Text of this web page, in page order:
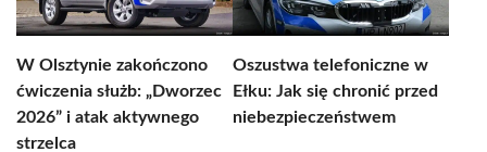
W Olsztynie zakończono
ćwiczenia służb: „Dworzec
2026” i atak aktywnego
strzelca
Oszustwa telefoniczne w
Ełku: Jak się chronić przed
niebezpieczeństwem